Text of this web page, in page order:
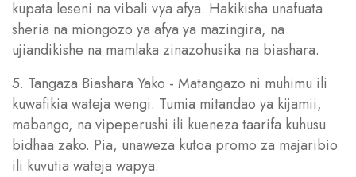
kupata leseni na vibali vya afya. Hakikisha unafuata
sheria na miongozo ya afya ya mazingira, na
ujiandikishe na mamlaka zinazohusika na biashara.
5. Tangaza Biashara Yako - Matangazo ni muhimu ili
kuwafikia wateja wengi. Tumia mitandao ya kijamii,
mabango, na vipeperushi ili kueneza taarifa kuhusu
bidhaa zako. Pia, unaweza kutoa promo za majaribio
ili kuvutia wateja wapya.